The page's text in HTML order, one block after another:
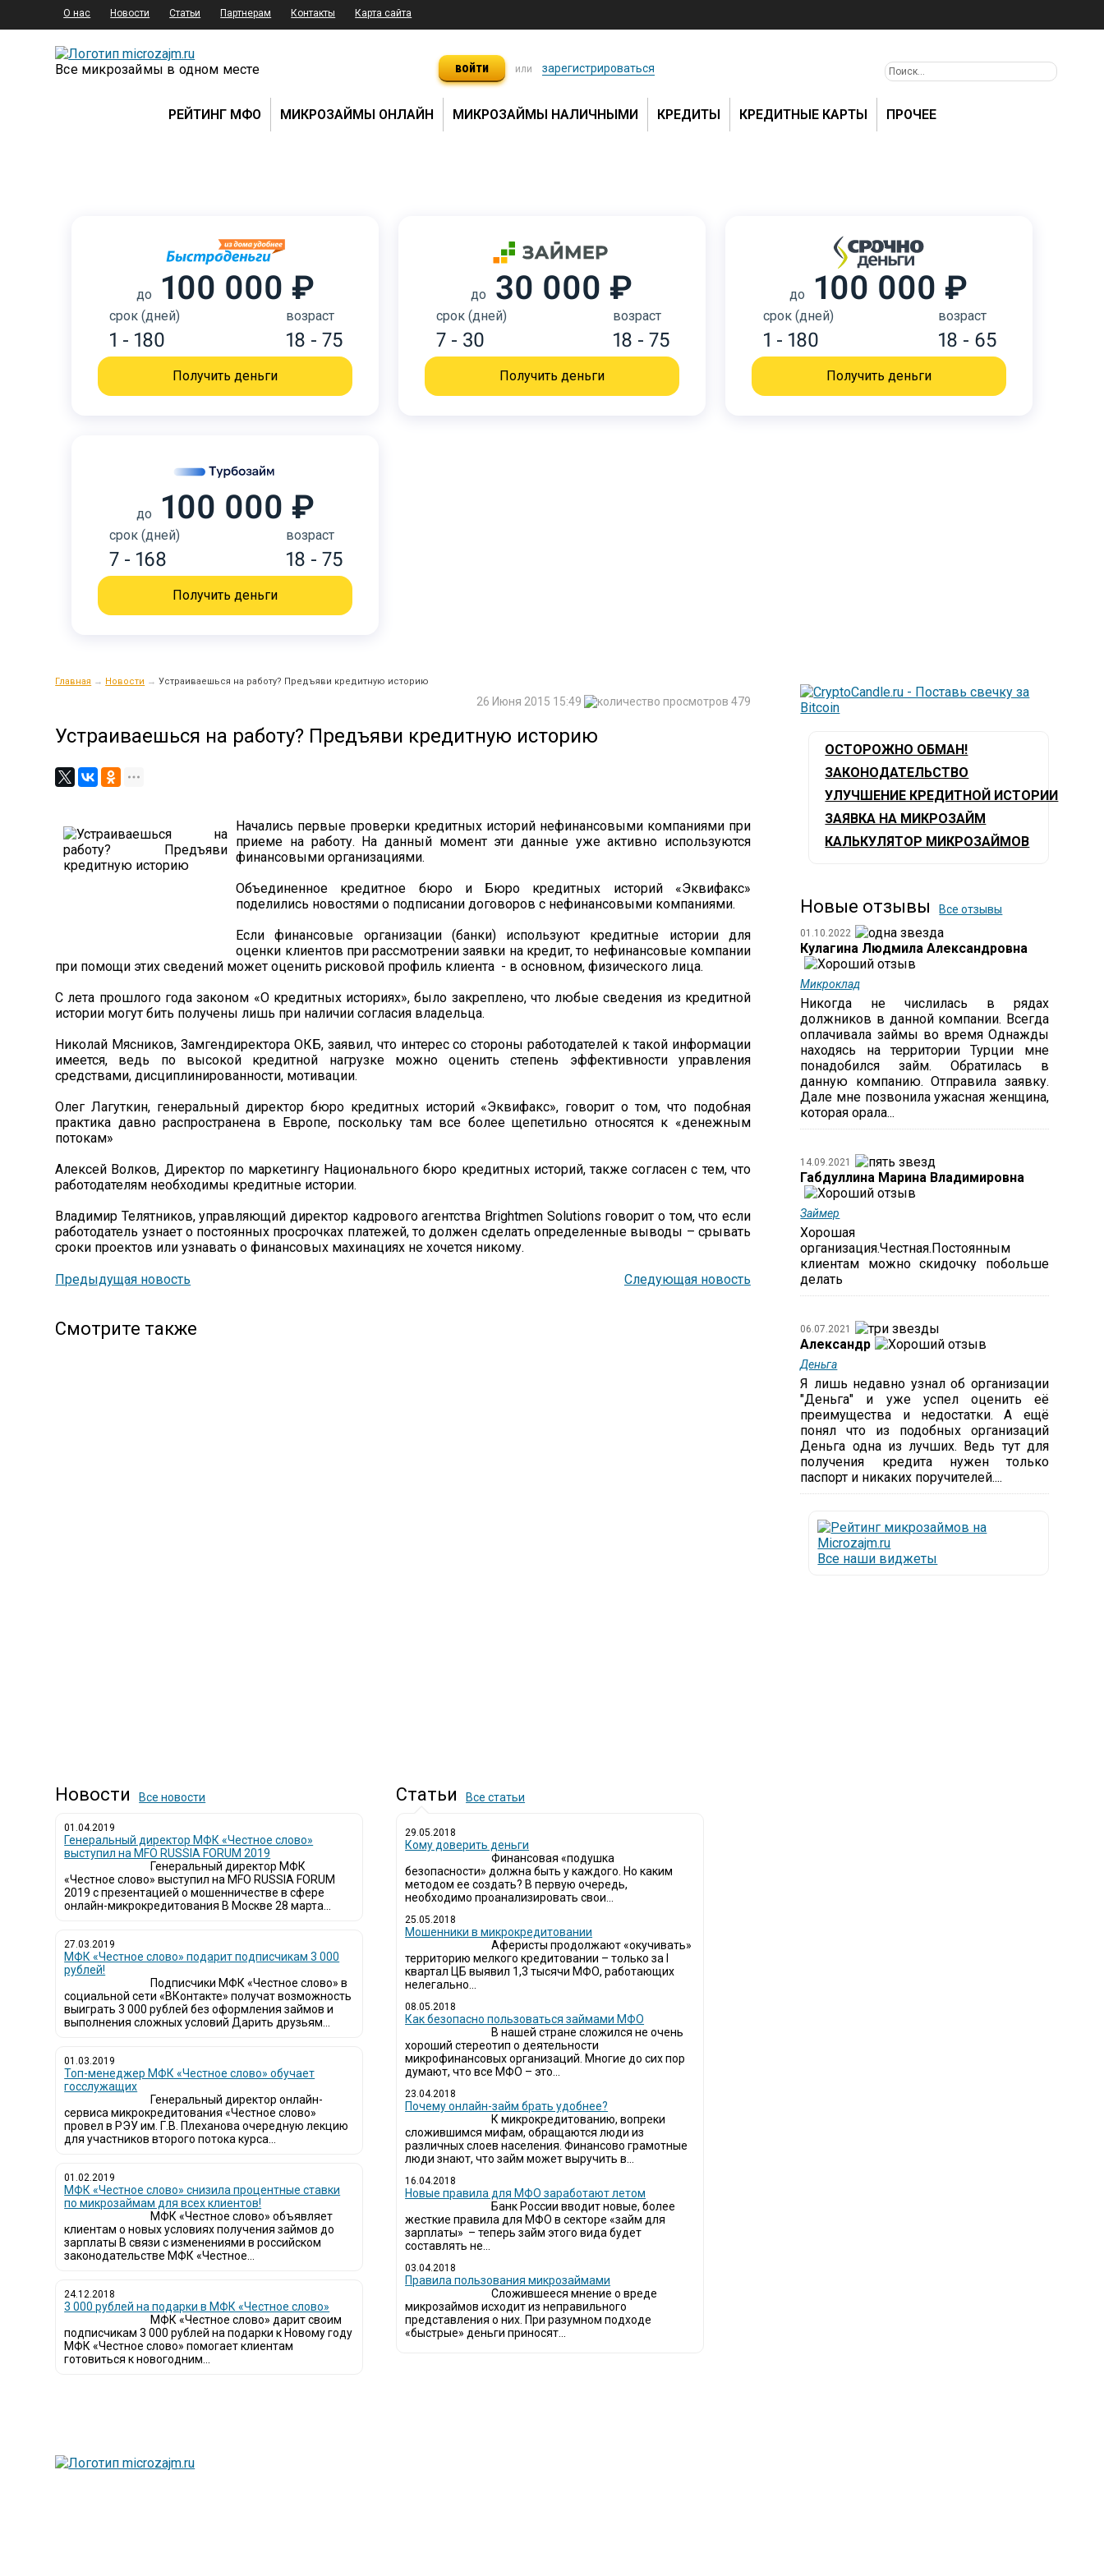
О нас Новости Статьи Партнерам Контакты Карта сайта
Все микрозаймы в одном месте войти или зарегистрироваться
РЕЙТИНГ МФО МИКРОЗАЙМЫ ОНЛАЙН МИКРОЗАЙМЫ НАЛИЧНЫМИ КРЕДИТЫ КРЕДИТНЫЕ КАРТЫ ПРОЧЕЕ
до 100 000 ₽
срок (дней)
1 - 180
возраст
18 - 75
Получить деньги
до 30 000 ₽
срок (дней)
7 - 30
возраст
18 - 75
Получить деньги
до 100 000 ₽
срок (дней)
1 - 180
возраст
18 - 65
Получить деньги
до 100 000 ₽
срок (дней)
7 - 168
возраст
18 - 75
Получить деньги
Главная → Новости → Устраиваешься на работу? Предъяви кредитную историю
479
26 Июня 2015 15:49
Устраиваешься на работу? Предъяви кредитную историю
Начались первые проверки кредитных историй нефинансовыми компаниями при
приеме на работу. На данный момент эти данные уже активно используются
финансовыми организациями.
Объединенное кредитное бюро и Бюро кредитных историй «Эквифакс»
поделились новостями о подписании договоров с нефинансовыми компаниями.
Если финансовые организации (банки) используют кредитные истории для
оценки клиентов при рассмотрении заявки на кредит, то нефинансовые компании
при помощи этих сведений может оценить рисковой профиль клиента - в основном, физического лица.
С лета прошлого года законом «О кредитных историях», было закреплено, что любые сведения из кредитной
истории могут бить получены лишь при наличии согласия владельца.
Николай Мясников, Замгендиректора ОКБ, заявил, что интерес со стороны работодателей к такой информации
имеется, ведь по высокой кредитной нагрузке можно оценить степень эффективности управления
средствами, дисциплинированности, мотивации.
Олег Лагуткин, генеральный директор бюро кредитных историй «Эквифакс», говорит о том, что подобная
практика давно распространена в Европе, поскольку там все более щепетильно относятся к «денежным
потокам»
Алексей Волков, Директор по маркетингу Национального бюро кредитных историй, также согласен с тем, что
работодателям необходимы кредитные истории.
Владимир Телятников, управляющий директор кадрового агентства Brightmen Solutions говорит о том, что если
работодатель узнает о постоянных просрочках платежей, то должен сделать определенные выводы – срывать
сроки проектов или узнавать о финансовых махинациях не хочется никому.
Предыдущая новость Следующая новость
Смотрите также
Новости Все новости
01.04.2019
Генеральный директор МФК «Честное слово»
выступил на MFO RUSSIA FORUM 2019
Генеральный директор МФК
«Честное слово» выступил на MFO RUSSIA FORUM
2019 с презентацией о мошенничестве в сфере
онлайн-микрокредитования В Москве 28 марта...
27.03.2019
МФК «Честное слово» подарит подписчикам 3 000
рублей!
Подписчики МФК «Честное слово» в
социальной сети «ВКонтакте» получат возможность
выиграть 3 000 рублей без оформления займов и
выполнения сложных условий Дарить друзьям...
01.03.2019
Топ-менеджер МФК «Честное слово» обучает
госслужащих
Генеральный директор онлайн-
сервиса микрокредитования «Честное слово»
провел в РЭУ им. Г.В. Плеханова очередную лекцию
для участников второго потока курса...
01.02.2019
МФК «Честное слово» снизила процентные ставки
по микрозаймам для всех клиентов!
МФК «Честное слово» объявляет
клиентам о новых условиях получения займов до
зарплаты В связи с изменениями в российском
законодательстве МФК «Честное...
24.12.2018
3 000 рублей на подарки в МФК «Честное слово»
МФК «Честное слово» дарит своим
подписчикам 3 000 рублей на подарки к Новому году
МФК «Честное слово» помогает клиентам
готовиться к новогодним...
Статьи Все статьи
29.05.2018
Кому доверить деньги
Финансовая «подушка
безопасности» должна быть у каждого. Но каким
методом ее создать? В первую очередь,
необходимо проанализировать свои...
25.05.2018
Мошенники в микрокредитовании
Аферисты продолжают «окучивать»
территорию мелкого кредитовании – только за I
квартал ЦБ выявил 1,3 тысячи МФО, работающих
нелегально...
08.05.2018
Как безопасно пользоваться займами МФО
В нашей стране сложился не очень
хороший стереотип о деятельности
микрофинансовых организаций. Многие до сих пор
думают, что все МФО – это...
23.04.2018
Почему онлайн-займ брать удобнее?
К микрокредитованию, вопреки
сложившимся мифам, обращаются люди из
различных слоев населения. Финансово грамотные
люди знают, что займ может выручить в...
16.04.2018
Новые правила для МФО заработают летом
Банк России вводит новые, более
жесткие правила для МФО в секторе «займ для
зарплаты» – теперь займ этого вида будет
составлять не...
03.04.2018
​Правила пользования микрозаймами
Сложившееся мнение о вреде
микрозаймов исходит из неправильного
представления о них. При разумном подходе
«быстрые» деньги приносят...
ОСТОРОЖНО ОБМАН!
ЗАКОНОДАТЕЛЬСТВО
УЛУЧШЕНИЕ КРЕДИТНОЙ ИСТОРИИ
ЗАЯВКА НА МИКРОЗАЙМ
КАЛЬКУЛЯТОР МИКРОЗАЙМОВ
Новые отзывы Все отзывы
01.10.2022
Кулагина Людмила Александровна
Микроклад
Никогда не числилась в рядах
должников в данной компании. Всегда
оплачивала займы во время Однажды
находясь на территории Турции мне
понадобился займ. Обратилась в
данную компанию. Отправила заявку.
Дале мне позвонила ужасная женщина,
которая орала...
14.09.2021
Габдуллина Марина Владимировна
Займер
Хорошая
организация.Честная.Постоянным
клиентам можно скидочку побольше
делать
06.07.2021
Александр
Деньга
Я лишь недавно узнал об организации
"Деньга" и уже успел оценить её
преимущества и недостатки. А ещё
понял что из подобных организаций
Деньга одна из лучших. Ведь тут для
получения кредита нужен только
паспорт и никаких поручителей....
Все наши виджеты